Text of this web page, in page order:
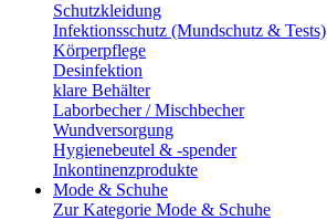
Schutzkleidung
Infektionsschutz (Mundschutz & Tests)
Körperpflege
Desinfektion
klare Behälter
Laborbecher / Mischbecher
Wundversorgung
Hygienebeutel & -spender
Inkontinenzprodukte
Mode & Schuhe
Zur Kategorie Mode & Schuhe